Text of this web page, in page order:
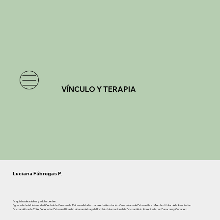
VÍNCULO Y TERAPIA
Psiquiatra de adultos y adolescentes.
Egresada de la Universidad Central de Venezuela. Psicoanalista formada en la Asociación Venezolana de Psicoanálisis. Miembro titular de la Asociación
Psicoanalítica de Chile, Federación Psicoanalítica de Latinoamérica y del Instituto Internacional de Psicoanálisis. Acreditada con Eunacom y Conacem.
Luciana Fábregas P.